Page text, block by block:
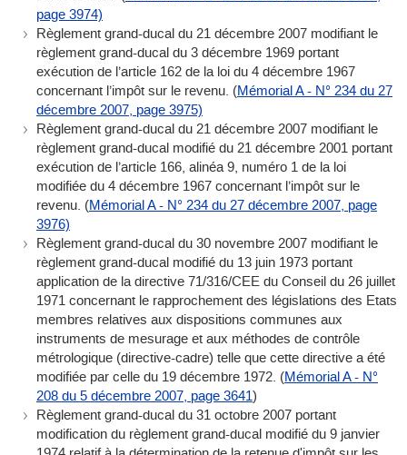
page 3974)
Règlement grand-ducal du 21 décembre 2007 modifiant le
règlement grand-ducal du 3 décembre 1969 portant
exécution de l’article 162 de la loi du 4 décembre 1967
concernant l’impôt sur le revenu. (Mémorial A - N° 234 du 27
décembre 2007, page 3975)
Règlement grand-ducal du 21 décembre 2007 modifiant le
règlement grand-ducal modifié du 21 décembre 2001 portant
exécution de l’article 166, alinéa 9, numéro 1 de la loi
modifiée du 4 décembre 1967 concernant l’impôt sur le
revenu. (Mémorial A - N° 234 du 27 décembre 2007, page
3976)
Règlement grand-ducal du 30 novembre 2007 modifiant le
règlement grand-ducal modifié du 13 juin 1973 portant
application de la directive 71/316/CEE du Conseil du 26 juillet
1971 concernant le rapprochement des législations des Etats
membres relatives aux dispositions communes aux
instruments de mesurage et aux méthodes de contrôle
métrologique (directive-cadre) telle que cette directive a été
modifiée par celle du 19 décembre 1972. (Mémorial A - N°
208 du 5 décembre 2007, page 3641)
Règlement grand-ducal du 31 octobre 2007 portant
modification du règlement grand-ducal modifié du 9 janvier